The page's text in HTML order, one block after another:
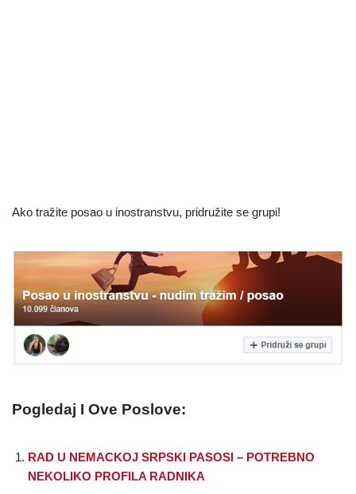
Ako tražite posao u inostranstvu, pridružite se grupi!
Pogledaj I Ove Poslove:
RAD U NEMACKOJ SRPSKI PASOSI – POTREBNO
NEKOLIKO PROFILA RADNIKA